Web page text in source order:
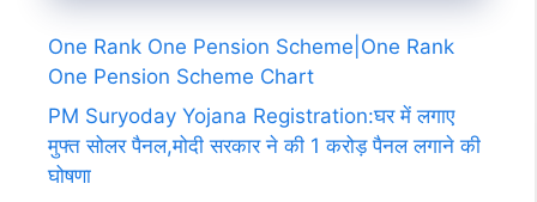
One Rank One Pension Scheme|One Rank
One Pension Scheme Chart
PM Suryoday Yojana Registration:घर में लगाए
मुफ्त सोलर पैनल,मोदी सरकार ने की 1 करोड़ पैनल लगाने की
घोषणा